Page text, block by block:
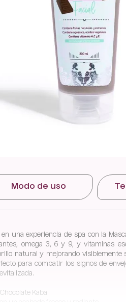
Modo de uso
una experiencia de spa con la
omega 3, 6 y 9, y vitaminas
natural y mejorando visiblemente
para combatir los signos de
Kaba